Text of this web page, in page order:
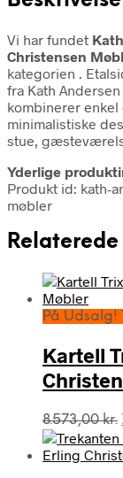
Vi har fundet
Christensen
kategorien .
fra Kath
kombinerer
minimalistiske
stue,
Yderlige
Produkt id: kath-
møbler
På Udsalg!
Kartell
8.573,00kr.